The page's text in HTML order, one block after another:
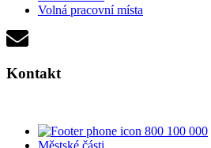
Volná pracovní místa
Kontakt
800 100 000
Městské části